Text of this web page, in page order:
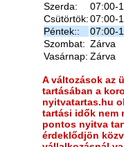
Szerda:
07:00-
Csütörtök:07:00-
Péntek::
07:00-
Szombat: Zárva
Vasárnap: Zárva
A változások az
tartásában a
nyitvatartas.hu
tartási idők nem
pontos nyitva
érdeklődjön